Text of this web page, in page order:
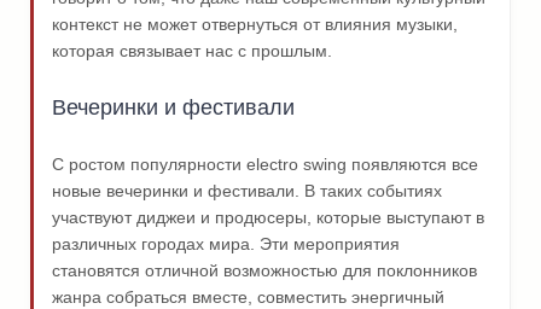
контекст не может отвернуться от влияния музыки,
которая связывает нас с прошлым.
Вечеринки и фестивали
С ростом популярности electro swing появляются все
новые вечеринки и фестивали. В таких событиях
участвуют диджеи и продюсеры, которые выступают в
различных городах мира. Эти мероприятия
становятся отличной возможностью для поклонников
жанра собраться вместе, совместить энергичный